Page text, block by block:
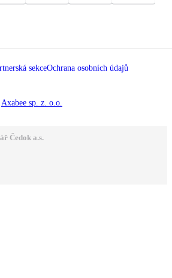
sekceOchrana osobních údajů
Axabee sp. z. o.o.
Čedok a.s.